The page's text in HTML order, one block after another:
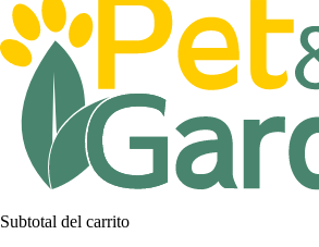
Subtotal del carrito